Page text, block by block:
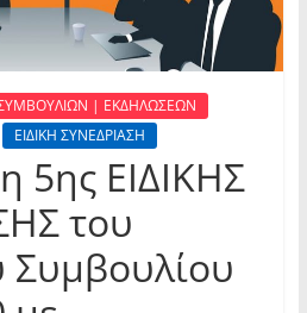
| ΕΚΔΗΛΩΣΕΩΝ
ΕΙΔΙΚΗ ΣΥΝΕΔΡΙΑΣΗ
5ης ΕΙΔΙΚΗΣ
του
Συμβουλίου